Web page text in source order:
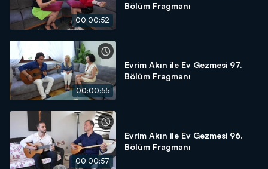
00:00:52
Bölüm Fragmanı
00:00:55
Evrim Akın ile Ev Gezmesi 97.
Bölüm Fragmanı
00:00:57
Evrim Akın ile Ev Gezmesi 96.
Bölüm Fragmanı